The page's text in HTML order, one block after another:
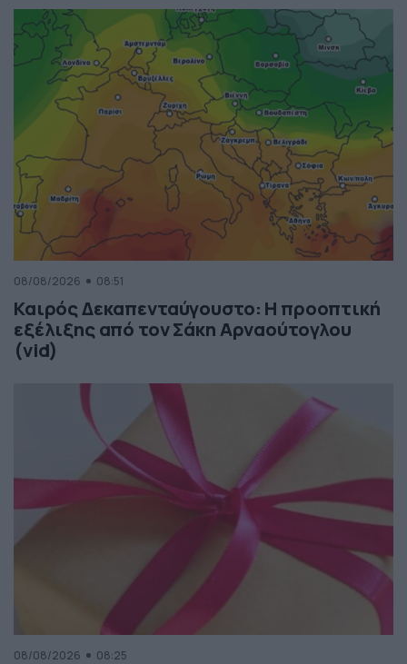
08/08/2026 08:51
Καιρός Δεκαπενταύγουστο: Η προοπτική
εξέλιξης από τον Σάκη Αρναούτογλου
(vid)
08/08/2026 08:25